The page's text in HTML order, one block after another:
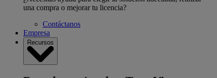
una compra o mejorar tu licencia?
Contáctanos
Empresa
Recursos